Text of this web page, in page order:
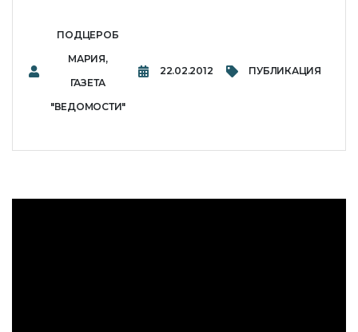
ПОДЦЕРОБ
МАРИЯ,
ГАЗЕТА
"ВЕДОМОСТИ"
22.02.2012 ПУБЛИКАЦИЯ